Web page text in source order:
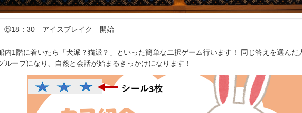
⑤18：30 アイスブレイク 開始
内1階に着いたら「犬派？猫派？」といった簡単な二択ゲーム行います！ 同じ答えを選んだ
ループになり、自然と会話が始まるきっかけになります！